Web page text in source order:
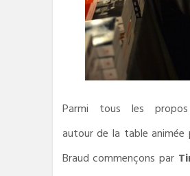
Parmi tous les propos
autour de la table animée
Braud commençons par